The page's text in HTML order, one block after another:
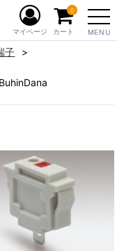
MENU
マイページ カート
0
子